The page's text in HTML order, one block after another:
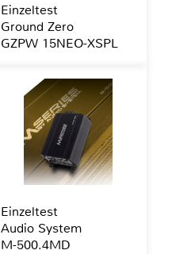
Einzeltest
Ground Zero
GZPW 15NEO-XSPL
Einzeltest
Audio System
M-500.4MD